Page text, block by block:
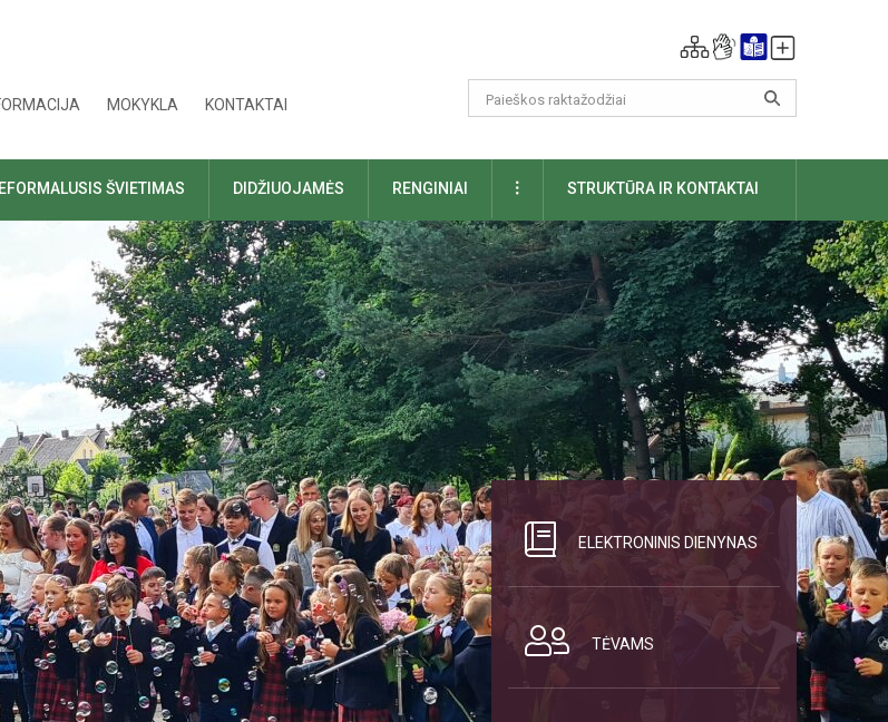
MOKYKLA KONTAKTAI
ŠVIETIMAS DIDŽIUOJAMĖS RENGINIAI DAUGIAUSTRUKTŪRA IR KONTAKTAI
ELEKTRONINIS DIENYNAS
TĖVAMS